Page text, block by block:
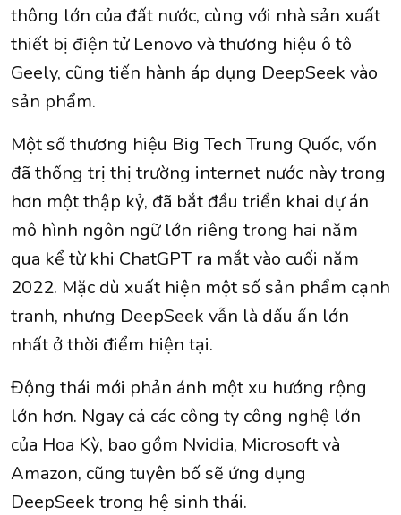
thông lớn của đất nước, cùng với nhà sản xuất
thiết bị điện tử Lenovo và thương hiệu ô tô
Geely, cũng tiến hành áp dụng DeepSeek vào
sản phẩm.
Một số thương hiệu Big Tech Trung Quốc, vốn
đã thống trị thị trường internet nước này trong
hơn một thập kỷ, đã bắt đầu triển khai dự án
mô hình ngôn ngữ lớn riêng trong hai năm
qua kể từ khi ChatGPT ra mắt vào cuối năm
2022. Mặc dù xuất hiện một số sản phẩm cạnh
tranh, nhưng DeepSeek vẫn là dấu ấn lớn
nhất ở thời điểm hiện tại.
Động thái mới phản ánh một xu hướng rộng
lớn hơn. Ngay cả các công ty công nghệ lớn
của Hoa Kỳ, bao gồm Nvidia, Microsoft và
Amazon, cũng tuyên bố sẽ ứng dụng
DeepSeek trong hệ sinh thái.